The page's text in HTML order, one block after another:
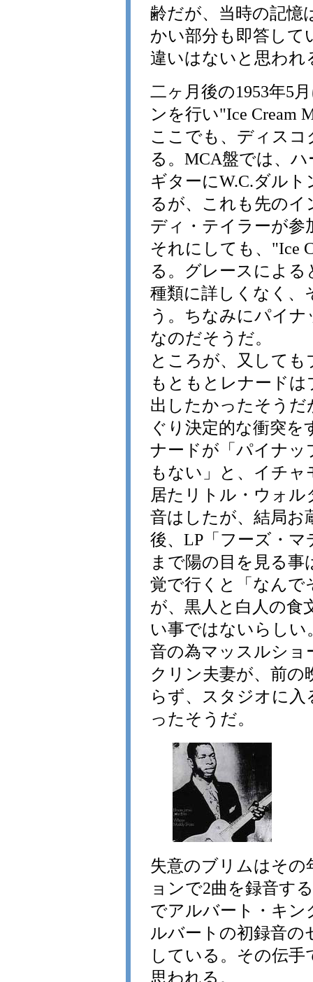
齢だが、当時の記憶
かい部分も即答して
違いはないと思われ
二ヶ月後の1953年5
ンを行い"Ice Cream
ここでも、ディス
る。MCA盤では、
ギターにW.C.ダル
るが、これも先の
ディ・テイラーが参
それにしても、"Ice
る。グレースによ
種類に詳しくなく、
う。ちなみにパイ
なのだそうだ。
ところが、又して
もともとレナード
出したかったそうだ
ぐり決定的な衝突
ナードが「パイナッ
もない」と、イチ
居たリトル・ウォ
音はしたが、結局お
後、LP「フーズ・
まで陽の目を見る
覚で行くと「なんで
が、黒人と白人の食
い事ではないらし
音の為マッスルショ
クリン夫妻が、前の
らず、スタジオに
ったそうだ。
失意のブリムはその
ョンで2曲を録音す
でアルバート・キン
ルバートの初録音
している。その伝
思われる。